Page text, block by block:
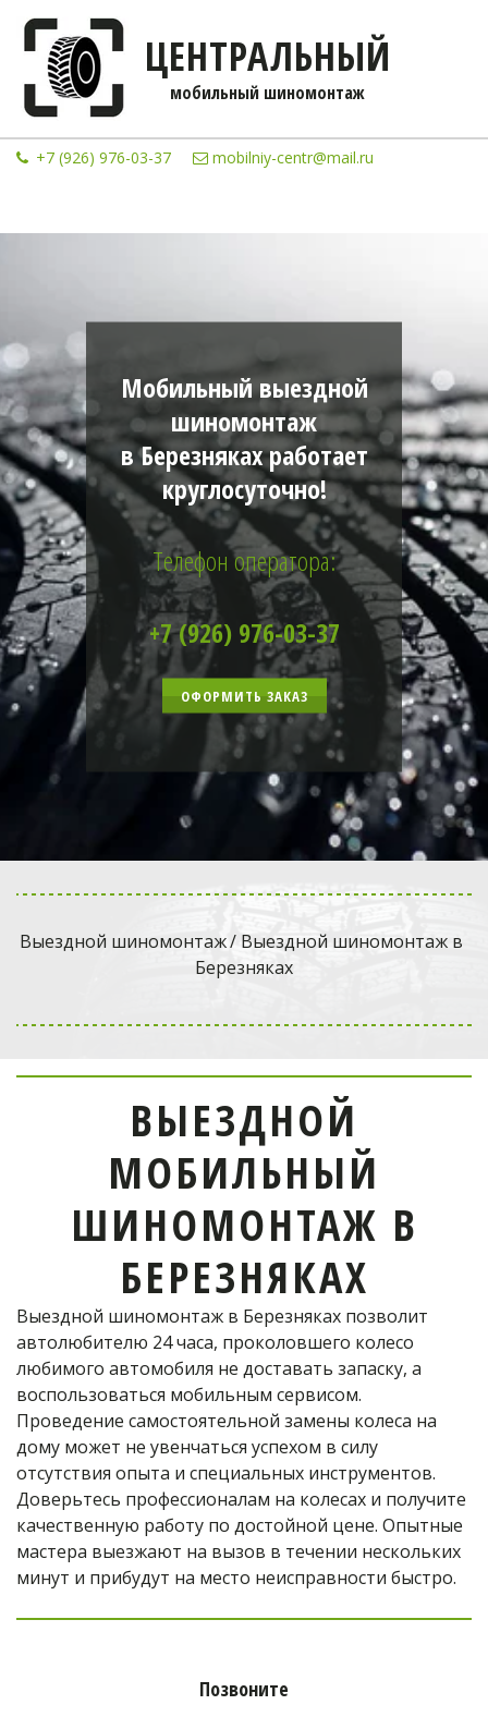
ЦЕНТРАЛЬНЫЙ
мобильны­­й шиномонтаж
+7 (926) 976-03-37 mobilniy-centr@mail.ru
Мобильный выездной
шиномонтаж
в Березняках работает
круглосуточно!
Телефон оператора:
+7 (926) 976-03-37
ОФОРМИТЬ ЗАКАЗ
в Одинцово
отремонтирует шину!
Телефон оператора:
+7 (926) 976-03-37
ОФОРМИТЬ ЗАКАЗ
Выездной шиномонтаж / Выездной шиномонтаж в
Березняках
ВЫЕЗДНОЙ
МОБИЛЬНЫЙ
ШИНОМОНТАЖ В
БЕРЕЗНЯКАХ
Выездной шиномонтаж в Березняках позволит
автолюбителю 24 часа, проколовшего колесо
любимого автомобиля не доставать запаску, а
воспользоваться мобильным сервисом.
Проведение самостоятельной замены колеса на
дому может не увенчаться успехом в силу
отсутствия опыта и специальных инструментов.
Доверьтесь профессионалам на колесах и получите
качественную работу по достойной цене. Опытные
мастера выезжают на вызов в течении нескольких
минут и прибудут на место неисправности быстро.
Позвоните